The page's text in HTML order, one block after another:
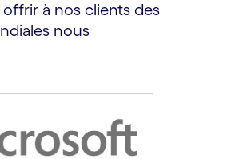
à nos clients des
nous